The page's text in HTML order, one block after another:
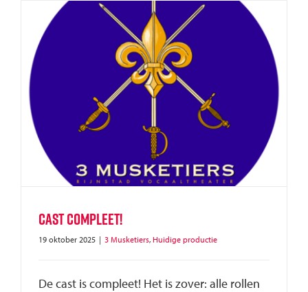
Cast compleet!
19 oktober 2025 | 3 Musketiers, Huidige productie
De cast is compleet! Het is zover: alle rollen